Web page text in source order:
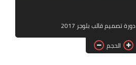
ويندوز 7
ويندوز xp
دورة تصميم قالب بلوجر 2017
الحجم